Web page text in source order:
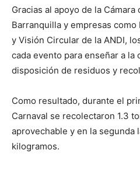
Gracias al apoyo de la
Barranquilla y empresas
y Visión Circular de la ANDI,
cada evento para enseñar a la
disposición de residuos y
Como resultado, durante el
Carnaval se recolectaron 1.3
aprovechable y en la segunda
kilogramos.